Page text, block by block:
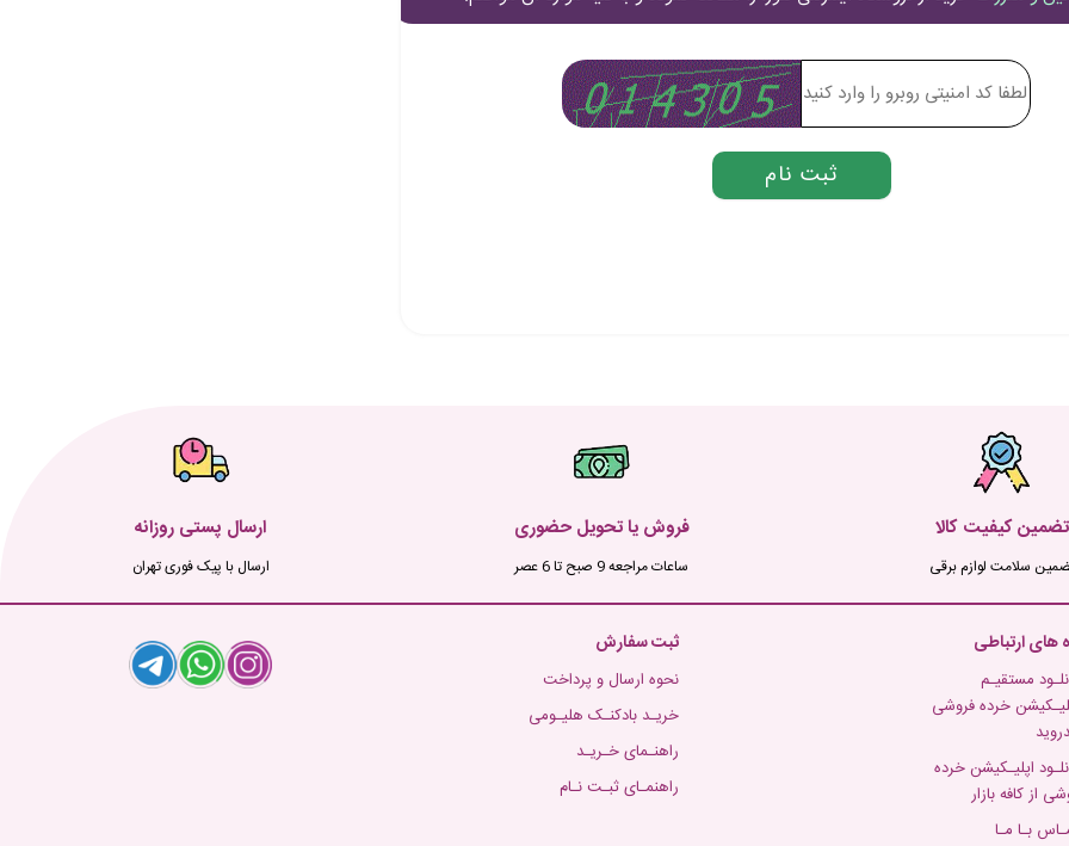
تضمین کیفیت کالا
سلامت لوازم برقی
فروش یا تحویل حضوری
ساعات مراجعه 9 صبح تا 6 عصر
ارسال پستی روزانه
ارسال با پیک فوری تهران
های ارتباطی
مستقیـم
خرده فروشی
اپلیـکیشن خرده
از کافه بازار
بـا مـا
ثبت سفارش
نحوه ارسال و پرداخت
خریـد بادکنـک هلیـومی
راهنـمای خـریـد
راهنمـای ثبـت نـام